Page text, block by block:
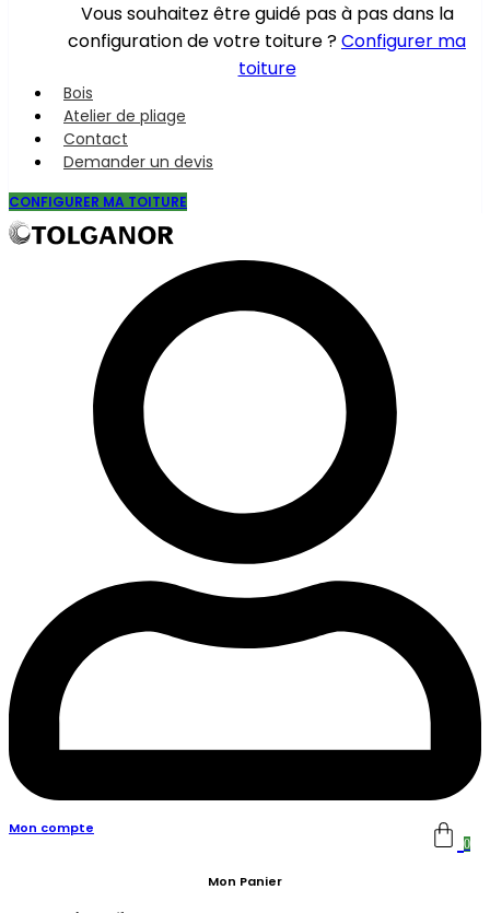
Vous souhaitez être guidé pas à pas dans la
configuration de votre toiture ?Configurer ma
toiture
Bois
Atelier de pliage
Contact
Demander un devis
CONFIGURER MA TOITURE
Mon compte
0
Mon Panier